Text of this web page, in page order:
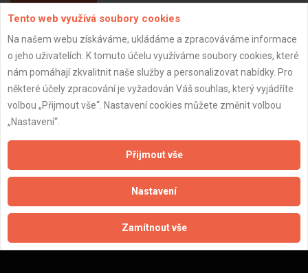
Aktualizováno z portálu ARES dne 01.12.2024 22:00:08
Zpracování a ochrana osobních údajů
Zásady pro používání souborů cookie
Obchodní podmínky (zprostředkování)
Obchodní podmínky (rozpočtování)
Reference
Naše excelové tabulky online
Tento web využívá soubory cookies
Na našem webu získáváme, ukládáme a zpracováváme informace
o jeho uživatelích. K tomuto účelu využíváme soubory cookies, které
nám pomáhají zkvalitnit naše služby a personalizovat nabídky. Pro
některé účely zpracování je vyžadován Váš souhlas, který vyjádříte
volbou „Přijmout vše“. Nastavení cookies můžete změnit volbou
„Nastavení“.
Přijmout vše
Nastavení
Zamítnout vše